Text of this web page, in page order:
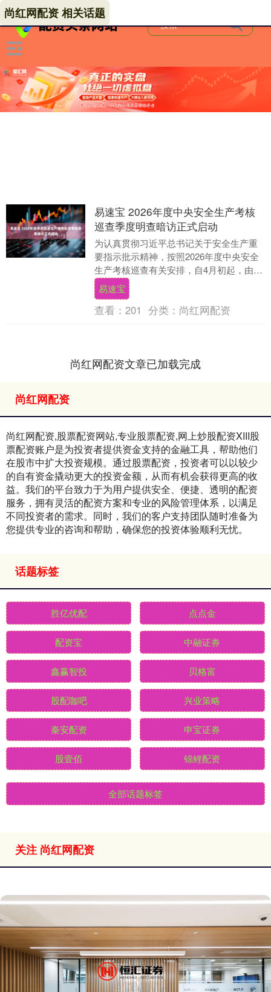
尚红网配资 相关话题
易速宝 2026年度中央安全生产考核
巡查季度明查暗访正式启动
为认真贯彻习近平总书记关于安全生产重
要指示批示精神，按照2026年度中央安全
生产考核巡查有关安排，自4月初起，由国
务院安委会有关成员单位负责同志带队的
24个中央....
易速宝
查看： 201 分类： 尚红网配资
尚红网配资文章已加载完成
尚红网配资
尚红网配资,股票配资网站,专业股票配资,网上炒股配资XIII‌股
票配资账户是为投资者提供资金支持的金融工具，帮助他们
在股市中扩大投资规模。通过股票配资，投资者可以以较少
的自有资金撬动更大的投资金额，从而有机会获得更高的收
益。我们的平台致力于为用户提供安全、便捷、透明的配资
服务，拥有灵活的配资方案和专业的风险管理体系，以满足
不同投资者的需求。同时，我们的客户支持团队随时准备为
您提供专业的咨询和帮助，确保您的投资体验顺利无忧。
话题标签
胜亿优配 点点金
配资宝 中融证券
鑫赢智投 贝格富
股配咖吧 兴业策略
秦安配资 申宝证券
股壹佰 锦鲤配资
全部话题标签
关注 尚红网配资